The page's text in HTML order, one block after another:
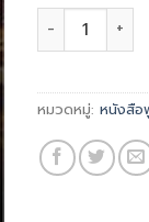
ต้องเป็นที่1ให้
หมวดหมู่:หนังสือ